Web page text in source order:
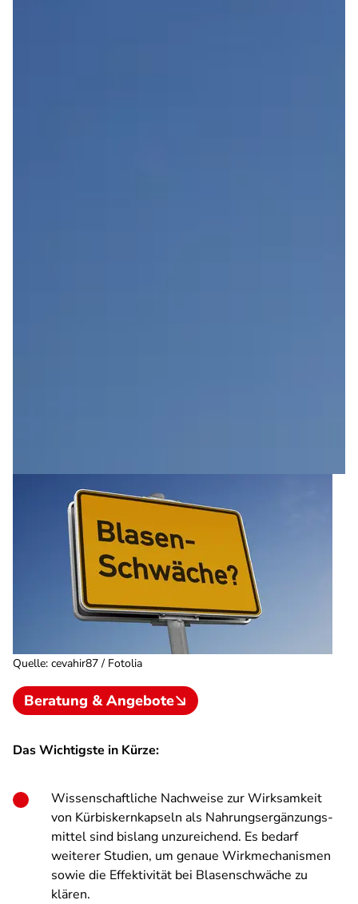
Quelle: cevahir87 / Fotolia
Beratung & Angebote
Das Wichtigste in Kürze:
Wissenschaftliche Nachweise zur Wirksamkeit
von Kürbiskern­kapseln als Nahrungs­ergänzungs­
mittel sind bislang unzureichend. Es bedarf
weiterer Studien, um genaue Wirkmechanismen
sowie die Effektivität bei Blasenschwäche zu
klären.